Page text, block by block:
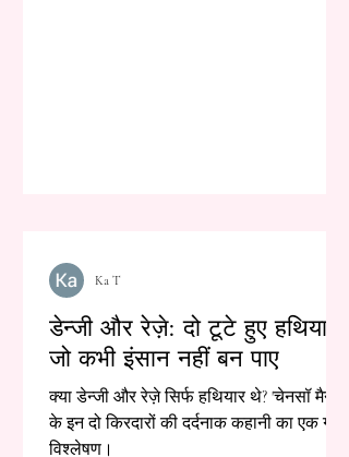
डेन्जी और रेज़े: दो टूटे हुए हथियार,
जो कभी इंसान नहीं बन पाए
क्या डेन्जी और रेज़े सिर्फ हथियार थे? 'चेनसॉ मैन'
के इन दो किरदारों की दर्दनाक कहानी का एक गहरा
विश्लेषण।
Ka T